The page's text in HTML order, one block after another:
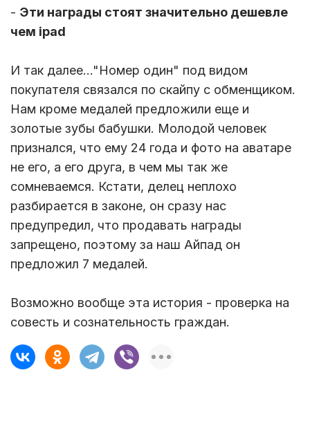
- Эти награды стоят значительно дешевле
чем ipad
И так далее..."Номер один" под видом
покупателя связался по скайпу с обменщиком.
Нам кроме медалей предложили еще и
золотые зубы бабушки. Молодой человек
признался, что ему 24 года и фото на аватаре
не его, а его друга, в чем мы так же
сомневаемся. Кстати, делец неплохо
разбирается в законе, он сразу нас
предупредил, что продавать награды
запрещено, поэтому за наш Айпад он
предложил 7 медалей.
Возможно вообще эта история - проверка на
совесть и сознательность граждан.